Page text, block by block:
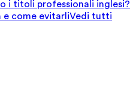
i titoli professionali inglesi?
e come evitarliVedi tutti